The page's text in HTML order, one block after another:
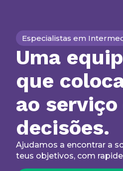
Especialistas em
Uma
que
ao
decisões.
Ajudamos a encontrar a
teus objetivos, com